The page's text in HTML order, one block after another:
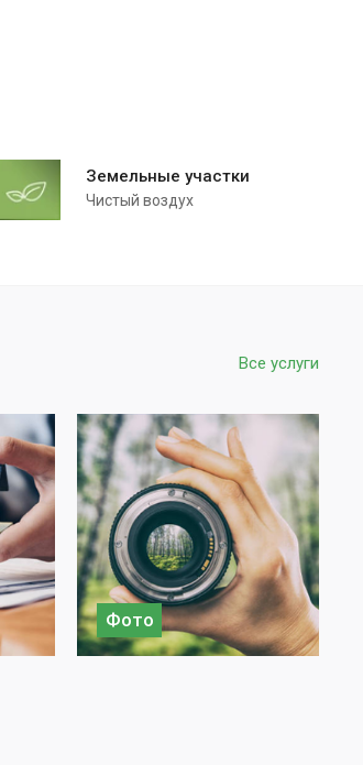
Земельные участки
Чистый воздух
Все услуги
Фото